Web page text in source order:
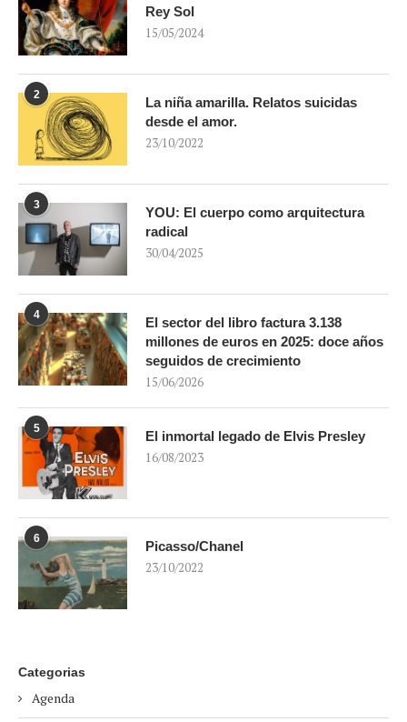
Rey Sol
15/05/2024
2
La niña amarilla. Relatos suicidas
desde el amor.
23/10/2022
3
YOU: El cuerpo como arquitectura
radical
30/04/2025
4
El sector del libro factura 3.138
millones de euros en 2025: doce años
seguidos de crecimiento
15/06/2026
5
El inmortal legado de Elvis Presley
16/08/2023
6
Picasso/Chanel
23/10/2022
Categorias
Agenda